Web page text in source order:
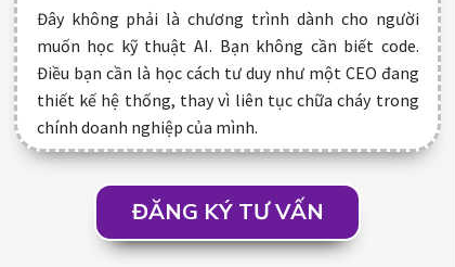
Đây không phải là chương trình dành cho người
muốn học kỹ thuật AI. Bạn không cần biết code.
Điều bạn cần là học cách tư duy như một CEO đang
thiết kế hệ thống, thay vì liên tục chữa cháy trong
chính doanh nghiệp của mình.
ĐĂNG KÝ TƯ VẤN